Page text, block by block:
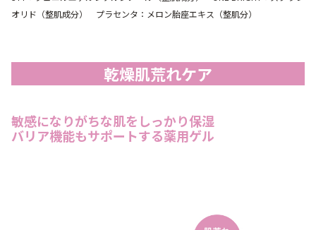
オリド（整肌成分） プラセンタ：メロン胎座エキス（整肌分）
乾燥肌荒れケア
敏感になりがちな肌をしっかり保湿
バリア機能もサポートする薬用ゲル